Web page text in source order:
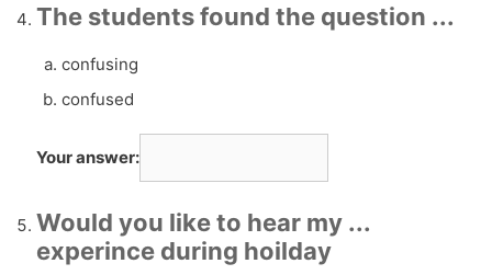
The students found the question ...
confusing
confused
Your answer:
Would you like to hear my ...
experince during hoilday